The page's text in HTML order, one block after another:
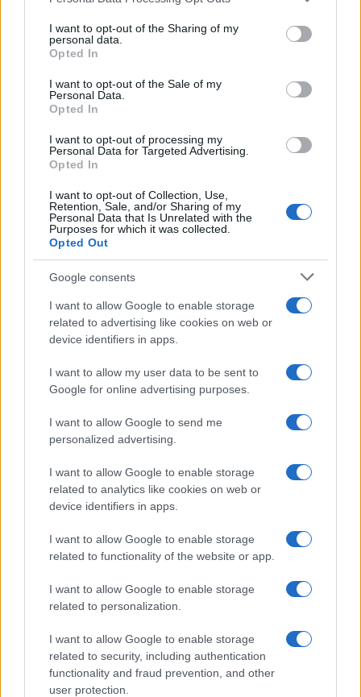
not limited to your visit or usage behaviour. You may click to
grant or deny consent to Google and its third-party tags to
use your data for below specified purposes in below Google
consent section.
I want to opt-out of the Sharing of my
personal data.
Opted In
I want to opt-out of the Sale of my
Personal Data.
Opted In
I want to opt-out of processing my
Personal Data for Targeted Advertising.
Opted In
I want to opt-out of Collection, Use,
Retention, Sale, and/or Sharing of my
Personal Data that Is Unrelated with the
Purposes for which it was collected.
Opted Out
Google consents
I want to allow Google to enable storage
related to advertising like cookies on web or
device identifiers in apps.
I want to allow my user data to be sent to
Google for online advertising purposes.
I want to allow Google to send me
personalized advertising.
I want to allow Google to enable storage
related to analytics like cookies on web or
device identifiers in apps.
I want to allow Google to enable storage
related to functionality of the website or app.
I want to allow Google to enable storage
related to personalization.
I want to allow Google to enable storage
related to security, including authentication
functionality and fraud prevention, and other
user protection.
Novità per la rimessa Atac di Piazza Ragusa: pronto il
piano del Comune
Tok mentre guidava
Taxi Roma, “Patanè ci prende in giro ed Elisabetta
Lancellotti dove sta?”. Monta la protesta dei sostituti
alla guida
LE PREVISIONI
Roma · 10/08/2026
Le Previsioni